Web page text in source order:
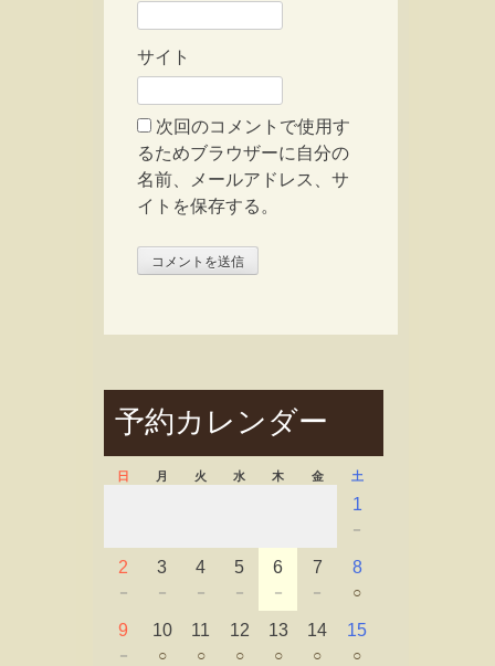
サイト
次回のコメントで使用す
るためブラウザーに自分の
名前、メールアドレス、サ
イトを保存する。
予約カレンダー
日 月 火 水 木 金 土
1
－
2
－
3
－
4
－
5
－
6
－
7
－
8
○
9
－
10
○
11
○
12
○
13
○
14
○
15
○